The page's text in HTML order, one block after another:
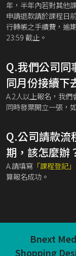
年，半年內若對其他
申請退款請於課程日
行轉帳之手續費，逾
23:59 截止。
Q.我們公司同
同月份接續下
A.2人以上報名，我們
同時發票開立一張，
Q.公司請款流
期，該怎麼辦
A.請填寫 「課程登記」
算報名成功。
Bnext
Shopping